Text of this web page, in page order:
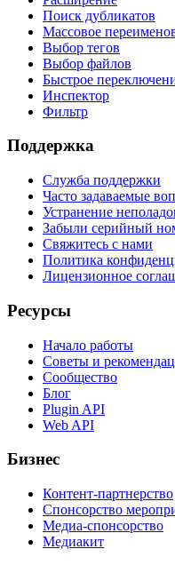
Поиск дубликатов
Массовое
Выбор тегов
Выбор файлов
Быстрое
Инспектор
Фильтр
Поддержка
Служба поддержки
Часто задаваемые
Устранение
Забыли серийный
Свяжитесь с нами
Политика
Лицензионное
Ресурсы
Начало работы
Советы и
Сообщество
Блог
Plugin API
Web API
Бизнес
Контент-партнерство
Спонсорство
Медиа-спонсорство
Медиакит